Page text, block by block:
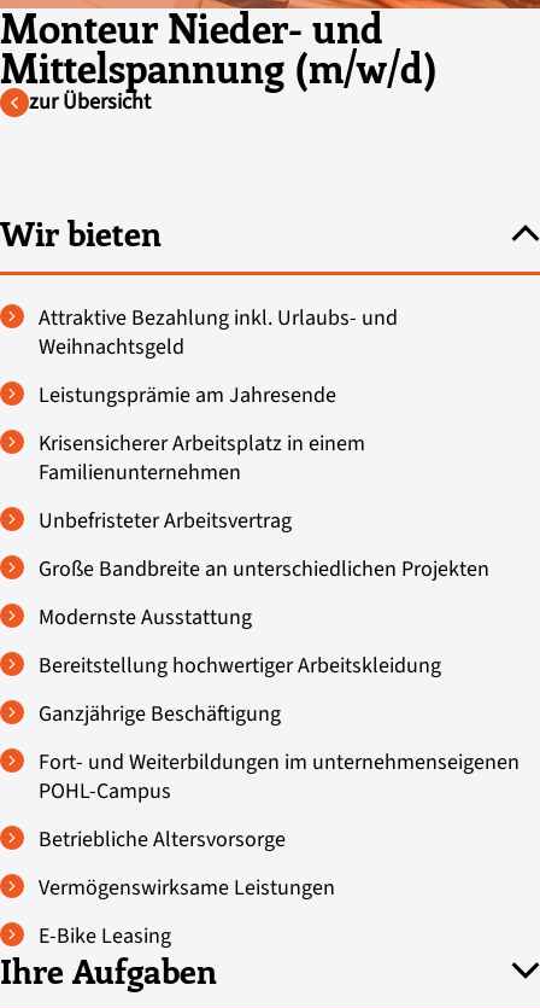
Monteur Nieder- und
Mittelspannung (m/w/d)
zur Übersicht
Wir bieten
Attraktive Bezahlung inkl. Urlaubs- und
Weihnachtsgeld
Leistungsprämie am Jahresende
Krisensicherer Arbeitsplatz in einem
Familienunternehmen
Unbefristeter Arbeitsvertrag
Große Bandbreite an unterschiedlichen Projekten
Modernste Ausstattung
Bereitstellung hochwertiger Arbeitskleidung
Ganzjährige Beschäftigung
Fort- und Weiterbildungen im unternehmenseigenen
POHL-Campus
Betriebliche Altersvorsorge
Vermögenswirksame Leistungen
E-Bike Leasing
Ihre Aufgaben